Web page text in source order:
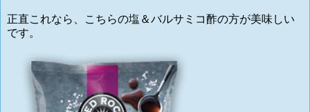
正直これなら、こちらの塩＆バルサミコ酢の方が美味しい
です。